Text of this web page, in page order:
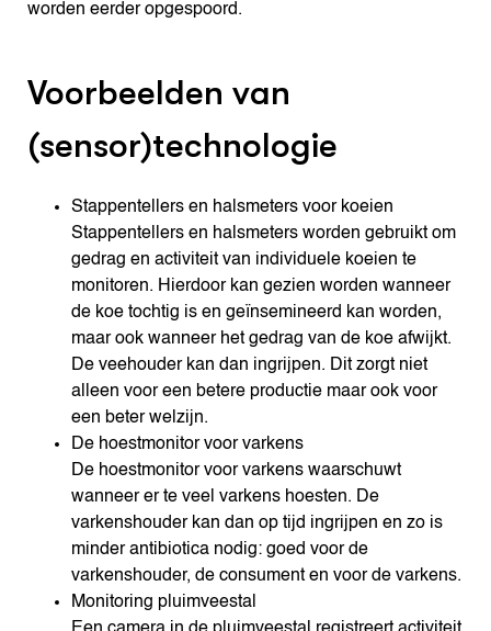
worden eerder opgespoord.
Voorbeelden van
(sensor)technologie
Stappentellers en halsmeters voor koeien
Stappentellers en halsmeters worden gebruikt om
gedrag en activiteit van individuele koeien te
monitoren. Hierdoor kan gezien worden wanneer
de koe tochtig is en geïnsemineerd kan worden,
maar ook wanneer het gedrag van de koe afwijkt.
De veehouder kan dan ingrijpen. Dit zorgt niet
alleen voor een betere productie maar ook voor
een beter welzijn.
De hoestmonitor voor varkens
De hoestmonitor voor varkens waarschuwt
wanneer er te veel varkens hoesten. De
varkenshouder kan dan op tijd ingrijpen en zo is
minder antibiotica nodig: goed voor de
varkenshouder, de consument en voor de varkens.
Monitoring pluimveestal